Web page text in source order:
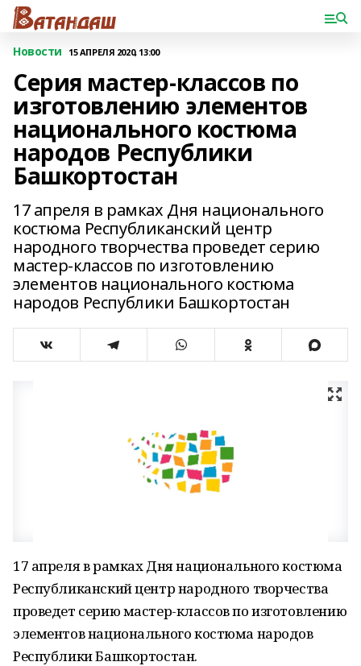
Новости 15 АПРЕЛЯ 2020, 13:00
Серия мастер-классов по
изготовлению элементов
национального костюма
народов Республики
Башкортостан
17 апреля в рамках Дня национального
костюма Республиканский центр
народного творчества проведет серию
мастер-классов по изготовлению
элементов национального костюма
народов Республики Башкортостан
17 апреля в рамках Дня национального костюма
Республиканский центр народного творчества
проведет серию мастер-классов по изготовлению
элементов национального костюма народов
Республики Башкортостан.